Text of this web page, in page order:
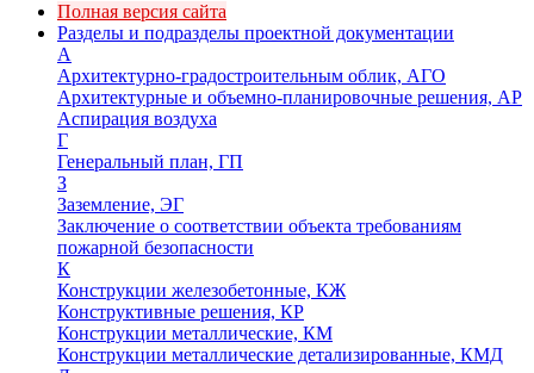
Полная версия сайта
Разделы и подразделы проектной документации
А
Архитектурно-градостроительным облик, АГО
Архитектурные и объемно-планировочные решения, АР
Аспирация воздуха
Г
Генеральный план, ГП
З
Заземление, ЭГ
Заключение о соответствии объекта требованиям
пожарной безопасности
К
Конструкции железобетонные, КЖ
Конструктивные решения, КР
Конструкции металлические, КМ
Конструкции металлические детализированные, КМД